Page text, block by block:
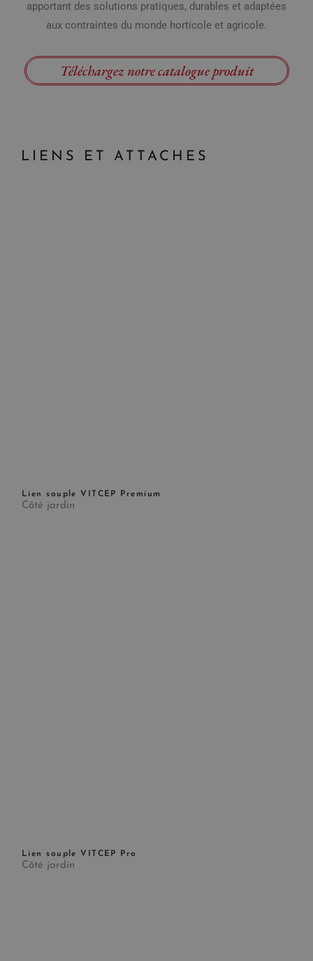
apportant des solutions pratiques, durables et adaptées
aux contraintes du monde horticole et agricole.
Téléchargez notre catalogue produit
LIENS ET ATTACHES
Lien souple VITCEP Premium
Côté jardin
Lien souple VITCEP Pro
Côté jardin